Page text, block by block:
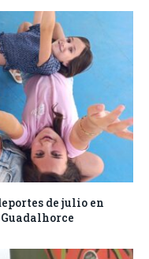
de julio en